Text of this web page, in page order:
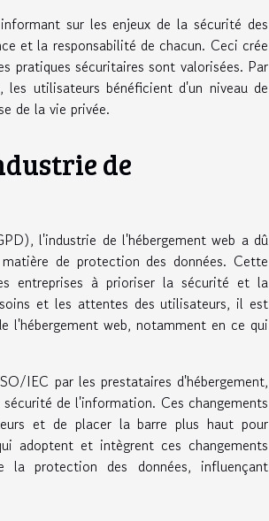
sur les enjeux de la sécurité des
et la responsabilité de chacun. Ceci crée
pratiques sécuritaires sont valorisées. Par
les utilisateurs bénéficient d'un niveau de
de la vie privée.
de
l'industrie de l'hébergement web a dû
de protection des données. Cette
entreprises à prioriser la sécurité et la
et les attentes des utilisateurs, il est
l'hébergement web, notamment en ce qui
IEC par les prestataires d'hébergement,
de l'information. Ces changements
et de placer la barre plus haut pour
adoptent et intègrent ces changements
la protection des données, influençant